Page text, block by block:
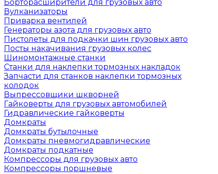
Борторасширители для грузовых авто
Вулканизаторы
Приварка вентилей
Генераторы азота для грузовых авто
Пистолеты для подкачки шин грузовых авто
Посты накачивания грузовых колес
Шиномонтажные станки
Станки для наклепки тормозных накладок
Запчасти для станков наклепки тормозных
колодок
Выпрессовщики шкворней
Гайковерты для грузовых автомобилей
Гидравлические гайковерты
Домкраты
Домкраты бутылочные
Домкраты пневмогидравлические
Домкраты подкатные
Компрессоры для грузовых авто
Компрессоры поршневые